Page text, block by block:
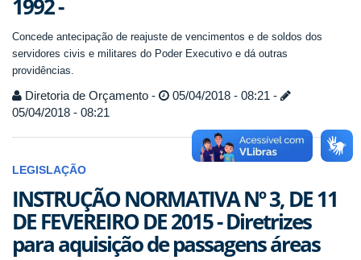
1992 -
Concede antecipação de reajuste de vencimentos e de soldos dos
servidores civis e militares do Poder Executivo e dá outras
providências.
Diretoria de Orçamento -
05/04/2018 - 08:21 -
05/04/2018 - 08:21
LEGISLAÇÃO
INSTRUÇÃO NORMATIVA Nº 3, DE 11
DE FEVEREIRO DE 2015 - Diretrizes
para aquisição de passagens áreas